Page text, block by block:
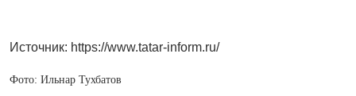
Источник: https://www.tatar-inform.ru/
Фото: Ильнар Тухбатов